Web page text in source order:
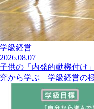
学級経営
2026.08.07
子供の「内発的動機付け
究から学ぶ 学級経営の